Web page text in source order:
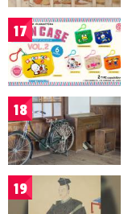
17
18
19